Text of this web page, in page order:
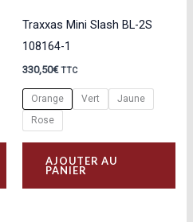
produit
Ce
a
Traxxas Mini Slash BL-2S
108164-1
330,50€ TTC
Orange Vert
Jaune
Rose
AJOUTER AU
PANIER
Ce
a